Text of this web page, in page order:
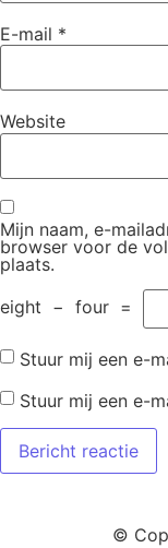
E-mail *
Website
Mijn naam, e-
browser voor de
plaats.
eight − four =
Stuur mij een e-
Stuur mij een e-
©